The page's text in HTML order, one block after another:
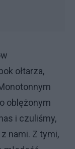
ołtarza,
oblężonym
i czuliśmy,
nami. Z tymi,